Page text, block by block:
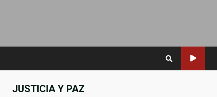
JUSTICIA Y PAZ